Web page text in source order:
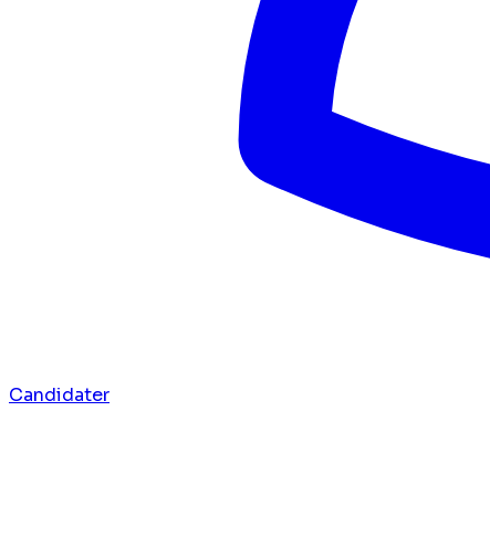
Candidater